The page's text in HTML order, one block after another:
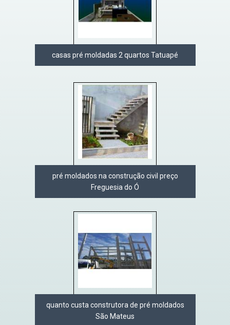
casas pré moldadas 2 quartos Tatuapé
pré moldados na construção civil preço
Freguesia do Ó
quanto custa construtora de pré moldados
São Mateus